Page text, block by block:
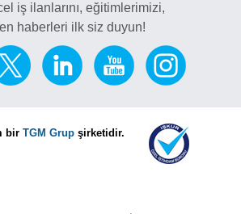
iş ilanlarını, eğitimlerimizi,
haberleri ilk siz duyun!
bir TGM Grup şirketidir.